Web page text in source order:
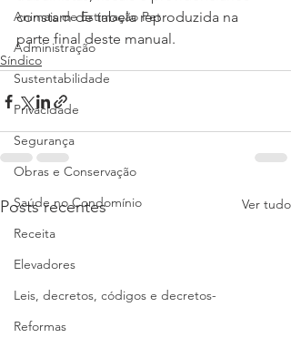
Animais de Estimação Pet
Administração
Sustentabilidade
Privacidade
Segurança
Obras e Conservação
Saúde no Condomínio
Receita
Elevadores
Leis, decretos, códigos e decretos-
Reformas
constam de tabela reproduzida na
parte final deste manual.
Síndico
Posts recentes Ver tudo